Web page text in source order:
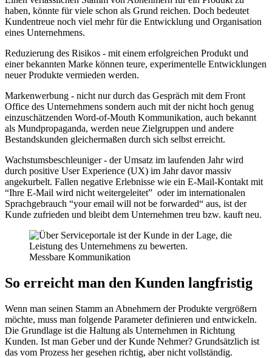
haben, könnte für viele schon als Grund reichen. Doch bedeutet
Kundentreue noch viel mehr für die Entwicklung und Organisation
eines Unternehmens.
Reduzierung des Risikos - mit einem erfolgreichen Produkt und
einer bekannten Marke können teure, experimentelle Entwicklungen
neuer Produkte vermieden werden.
Markenwerbung - nicht nur durch das Gespräch mit dem Front
Office des Unternehmens sondern auch mit der nicht hoch genug
einzuschätzenden Word-of-Mouth Kommunikation, auch bekannt
als Mundpropaganda, werden neue Zielgruppen und andere
Bestandskunden gleichermaßen durch sich selbst erreicht.
Wachstumsbeschleuniger - der Umsatz im laufenden Jahr wird
durch positive User Experience (UX) im Jahr davor massiv
angekurbelt. Fallen negative Erlebnisse wie ein E-Mail-Kontakt mit
“Ihre E-Mail wird nicht weitergeleitet” oder im internationalen
Sprachgebrauch “your email will not be forwarded“ aus, ist der
Kunde zufrieden und bleibt dem Unternehmen treu bzw. kauft neu.
Messbare Kommunikation
So erreicht man den Kunden langfristig
Wenn man seinen Stamm an Abnehmern der Produkte vergrößern
möchte, muss man folgende Parameter definieren und entwickeln.
Die Grundlage ist die Haltung als Unternehmen in Richtung
Kunden. Ist man Geber und der Kunde Nehmer? Grundsätzlich ist
das vom Prozess her gesehen richtig, aber nicht vollständig.